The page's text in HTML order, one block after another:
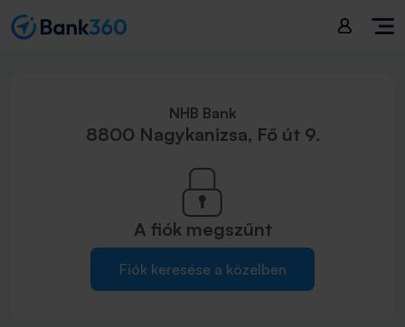
NHB Bank
8800 Nagykanizsa, Fő út 9.
A fiók megszűnt
Fiók keresése a közelben